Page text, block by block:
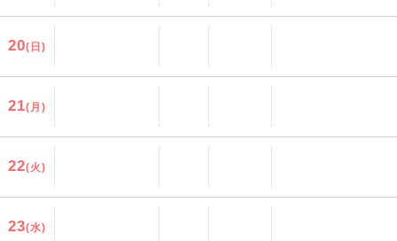
20(日)
21(月)
22(火)
23(水)